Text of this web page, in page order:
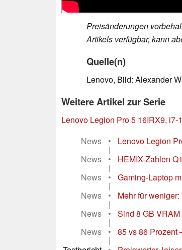
Preisänderungen
Artikels verfügbar, kann
Quelle(n)
Lenovo, Bild: Alexander
Weitere Artikel zur Serie
Lenovo Legion Pro 5 16IRX9, i7-
News
• Lenovo Legion
|
News
• HEMIX-Zahlen
|
News
• Gaming-Laptop
|
News
• Mehr für
|
News
• Sind 8 GB
|
News
• 85 vs 86 Prozent
|